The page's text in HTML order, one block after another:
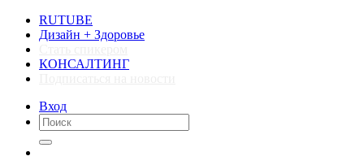
RUTUBE
Дизайн + Здоровье
КОНСАЛТИНГ
Вход